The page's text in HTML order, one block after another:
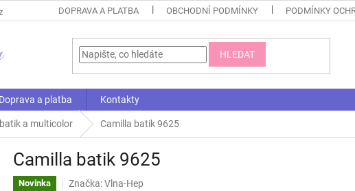
DOPRAVA A PLATBA OBCHODNÍ PODMÍNKY PODMÍNKY
HLEDAT
Doprava a platba Kontakty
a multicolor Camilla batik 9625
Camilla batik 9625
Novinka Značka:Vlna-Hep